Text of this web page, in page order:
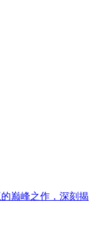
巅峰之作，深刻揭